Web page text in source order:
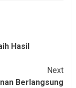
Hasil
Next
Berlangsung